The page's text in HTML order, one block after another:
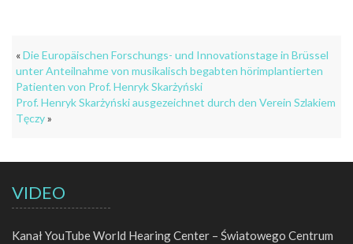
«Die Europäischen Forschungs- und Innovationstage in Brüssel
unter Anteilnahme von musikalisch begabten hörimplantierten
Patienten von Prof. Henryk Skarżyński
Prof. Henryk Skarżyński ausgezeichnet durch den Verein Szlakiem
Tęczy»
VIDEO
Kanał YouTube World Hearing Center – Światowego Centrum